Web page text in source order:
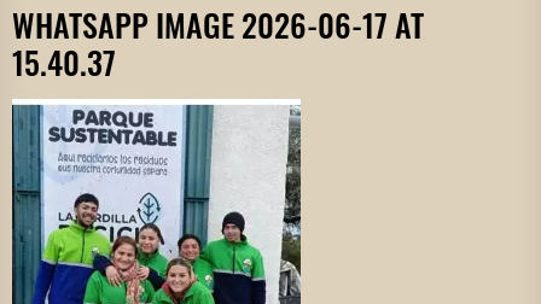
WHATSAPP IMAGE 2026-06-17 AT
15.40.37